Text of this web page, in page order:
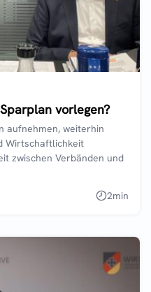
vorlegen?
aufnehmen, weiterhin
Wirtschaftlichkeit
zwischen Verbänden und
2min